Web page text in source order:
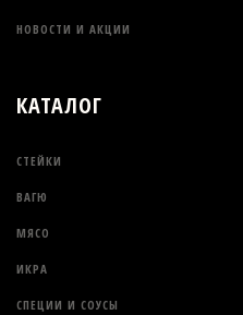
НОВОСТИ И АКЦИИ
КАТАЛОГ
СТЕЙКИ
ВАГЮ
МЯСО
ИКРА
СПЕЦИИ И СОУСЫ